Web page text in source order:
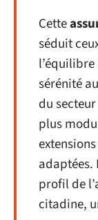
Cette
séduit
sérénité
du
plus
adaptées.
profil de
citadine,